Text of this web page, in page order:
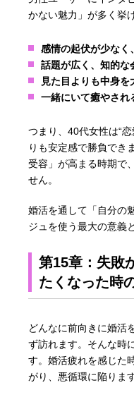
かない魅力」が多く挙
感情の起伏が少なく
話題が広く、知的な
見た目よりも中身を
一緒にいて癒やされ
つまり、40代女性は“
りも安定感で勝負でき
受容」が高まる時期で
せん。
婚活を通して「自分の
ジュを使う最大の意義
第15章：失敗
たくなった時
どんなに前向きに婚活
ず訪れます。そんな時
す。婚活疲れを感じた
がり、悪循環に陥ります